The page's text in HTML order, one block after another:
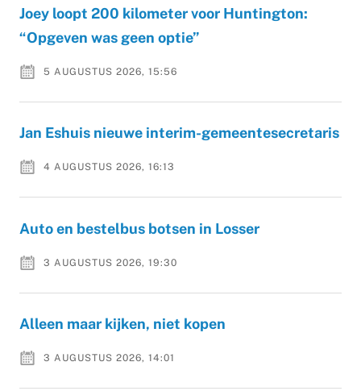
Joey loopt 200 kilometer voor Huntington:
“Opgeven was geen optie”
5 AUGUSTUS 2026, 15:56
Jan Eshuis nieuwe interim-gemeentesecretaris
4 AUGUSTUS 2026, 16:13
Auto en bestelbus botsen in Losser
3 AUGUSTUS 2026, 19:30
Alleen maar kijken, niet kopen
3 AUGUSTUS 2026, 14:01